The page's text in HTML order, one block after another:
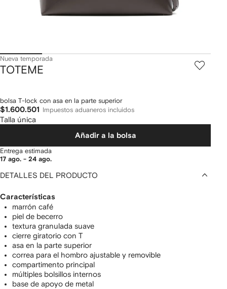
Nueva temporada
TOTEME
bolsa T-lock con asa en la parte superior
$1.600.501 Impuestos aduaneros incluidos
Talla única
Añadir a la bolsa
Entrega estimada
17 ago. - 24 ago.
DETALLES DEL PRODUCTO
Características
marrón café
piel de becerro
textura granulada suave
cierre giratorio con T
asa en la parte superior
correa para el hombro ajustable y removible
compartimento principal
múltiples bolsillos internos
base de apoyo de metal